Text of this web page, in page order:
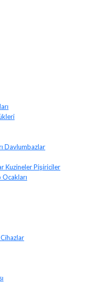
Davlumbazlar
Kuzineler Pişiriciler